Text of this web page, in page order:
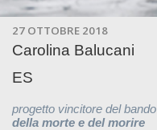
27 OTTOBRE 2018
Carolina Balucani
ES
progetto vincitore del bando
della morte e del morire